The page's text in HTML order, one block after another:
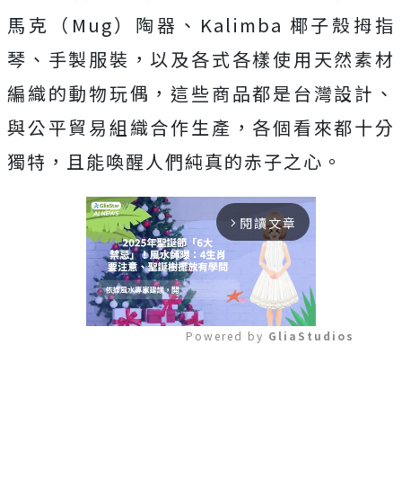
馬克（Mug）陶器、Kalimba 椰子殼拇指
琴、手製服裝，以及各式各樣使用天然素材
編織的動物玩偶，這些商品都是台灣設計、
與公平貿易組織合作生產，各個看來都十分
獨特，且能喚醒人們純真的赤子之心。
arrow_forward_ios 閱讀文章
Powered by GliaStudios